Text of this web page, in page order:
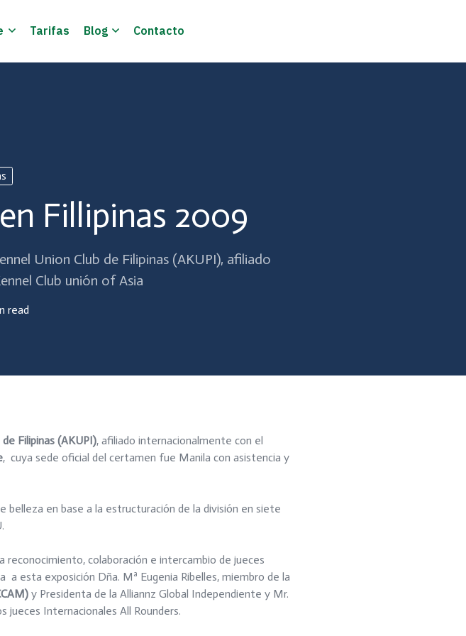
Tarifas Blog Contacto
Fillipinas 2009
Union Club de Filipinas (AKUPI), afiliado
Club unión of Asia
read
Filipinas (AKUPI), afiliado internacionalmente con el
, cuya sede oficial del certamen fue Manila con asistencia y
belleza en base a la estructuración de la división en siete
reconocimiento, colaboración e intercambio de jueces
esta exposición Dña. Mª Eugenia Ribelles, miembro de la
y Presidenta de la Alliannz Global Independiente y Mr.
jueces Internacionales All Rounders.